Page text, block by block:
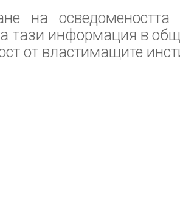
на
тази информация в
от властимащите